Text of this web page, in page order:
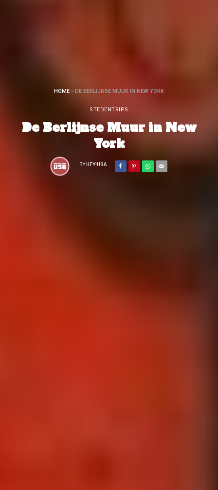
HOME» DE BERLIJNSE MUUR IN NEW YORK
STEDENTRIPS
De Berlijnse Muur in New
York
BY HEY!USA